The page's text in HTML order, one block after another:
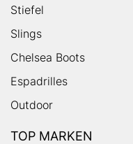
Stiefel
Slings
Chelsea Boots
Espadrilles
Outdoor
TOP MARKEN